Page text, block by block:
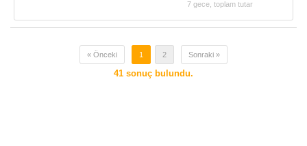
7 gece, toplam tutar
« Önceki 1 2 Sonraki »
41 sonuç bulundu.